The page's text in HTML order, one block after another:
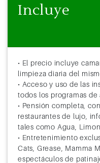
Incluye
• El precio incluye
limpieza diaria del
• Acceso y uso de las
todos los programas
• Pensión completa,
restaurantes de lujo,
tales como Agua,
• Entretenimiento
Cats, Grease, Mamma
espectáculos de